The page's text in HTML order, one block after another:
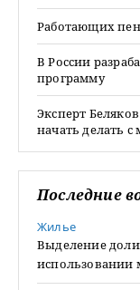
Работающих
В России
программу
Эксперт
начать делать
Последние
Жилье
Выделение
использовании